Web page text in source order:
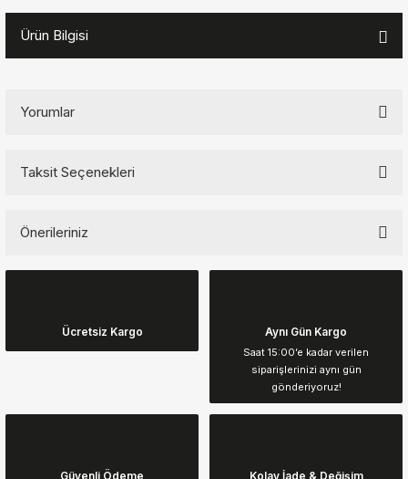
Ürün Bilgisi
Yorumlar
Taksit Seçenekleri
Önerileriniz
Görüş ve önerileriniz için teşekkür ederiz.
Ürün resmi kalitesiz, bozuk veya görüntülenemiyor.
Ürün açıklamasında eksik bilgiler bulunuyor.
Ücretsiz Kargo Aynı Gün Kargo
Saat 15:00’e kadar verilen
siparişlerinizi aynı gün
gönderiyoruz!
Güvenli Ödeme Kolay İade & Değişim